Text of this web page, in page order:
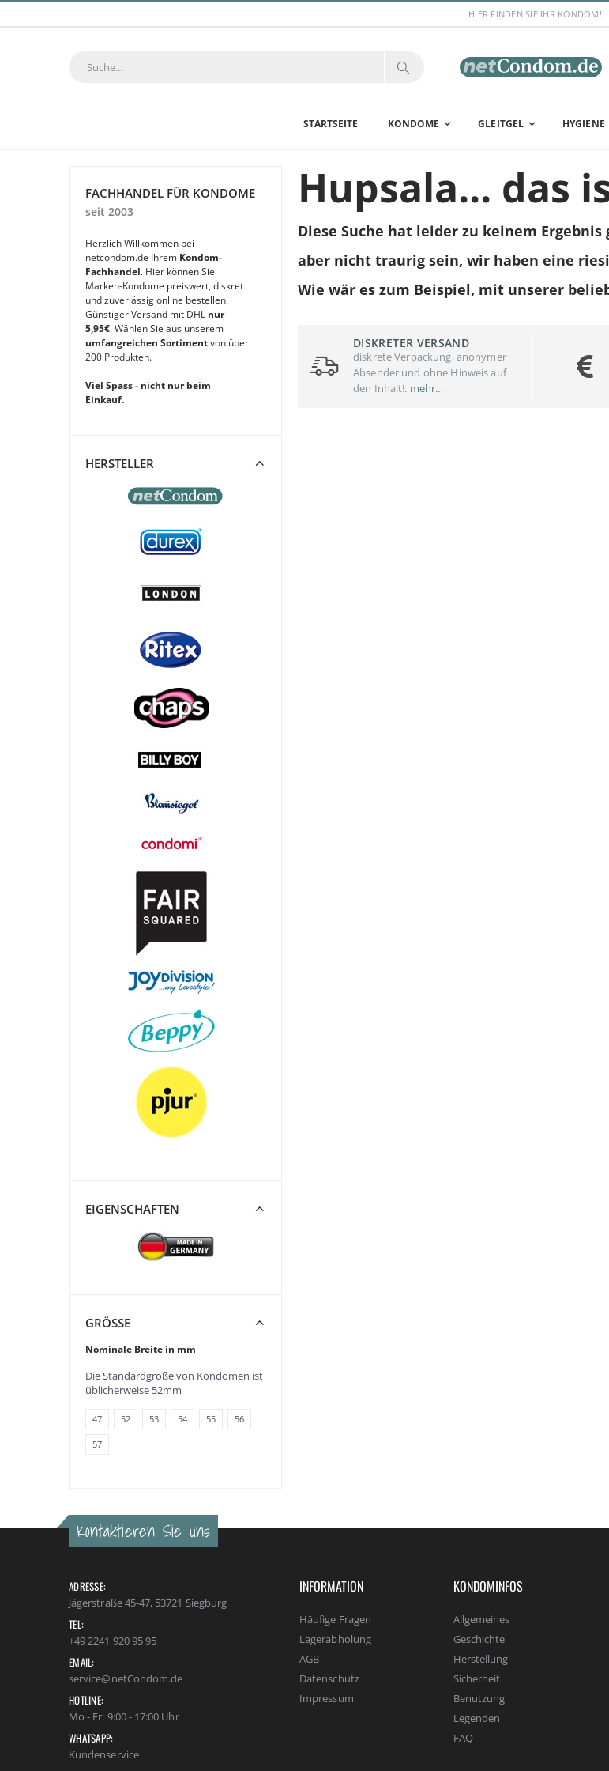
HIER FINDEN SIE IHR KONDOM!
STARTSEITE KONDOME GLEITGEL HYGIENE
Hupsala... das
Diese Suche hat leider zu keinem Ergebnis
aber nicht traurig sein, wir haben eine
Wie wär es zum Beispiel, mit unserer
DISKRETER VERSAND
diskrete Verpackung, anonymer
Absender und ohne Hinweis auf
den Inhalt!. mehr...
FACHHANDEL FÜR KONDOME
seit 2003
Herzlich Willkommen bei
netcondom.de Ihrem Kondom-
Fachhandel. Hier können Sie
Marken-Kondome preiswert, diskret
und zuverlässig online bestellen.
Günstiger Versand mit DHL nur
5,95€. Wählen Sie aus unserem
umfangreichen Sortimentvon über
200 Produkten.
Viel Spass - nicht nur beim
Einkauf.
HERSTELLER
EIGENSCHAFTEN
GRÖSSE
Nominale Breite in mm
Die Standardgröße von Kondomen ist
üblicherweise 52mm
47 52 53 54 55 56
57
Kontaktieren Sie uns
ADRESSE:
Jägerstraße 45-47, 53721 Siegburg
TEL:
+49 2241 920 95 95
EMAIL:
service@netCondom.de
HOTLINE:
Mo - Fr: 9:00 - 17:00 Uhr
WHATSAPP:
Kundenservice
INFORMATION
Häufige Fragen
Lagerabholung
AGB
Datenschutz
Impressum
KONDOMINFOS
Allgemeines
Geschichte
Herstellung
Sicherheit
Benutzung
Legenden
FAQ